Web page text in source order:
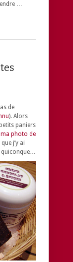
…
de
). Alors
paniers
photo de
j’y ai